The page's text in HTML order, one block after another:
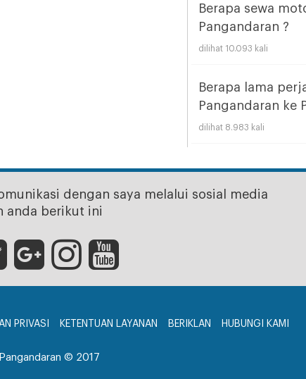
Berapa sewa
Pangandaran ?
dilihat 10.093 kali
Berapa lama
Pangandaran ke
dilihat 8.983 kali
dengan saya melalui sosial media
anda berikut ini
PRIVASI KETENTUAN LAYANAN BERIKLAN HUBUNGI KAMI
© 2017